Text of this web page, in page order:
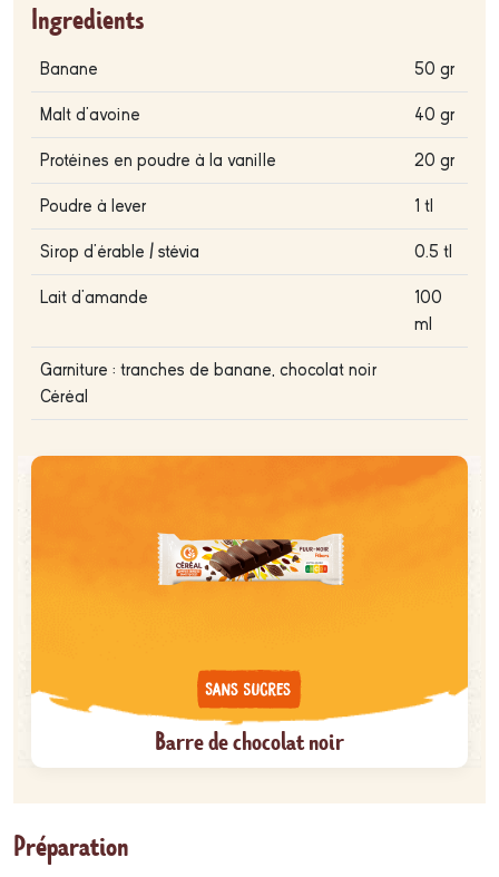
Ingredients
Banane 50 gr
Malt d'avoine 40 gr
Protéines en poudre à la vanille 20 gr
Poudre à lever 1 tl
Sirop d'érable / stévia 0.5 tl
Lait d'amande
100
ml
Garniture : tranches de banane, chocolat noir
Céréal
Barre de chocolat noir
Préparation